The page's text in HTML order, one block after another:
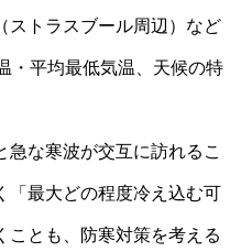
ストラスブール周辺）など
・平均最低気温、天候の特
急な寒波が交互に訪れるこ
「最大どの程度冷え込む可
ことも、防寒対策を考える